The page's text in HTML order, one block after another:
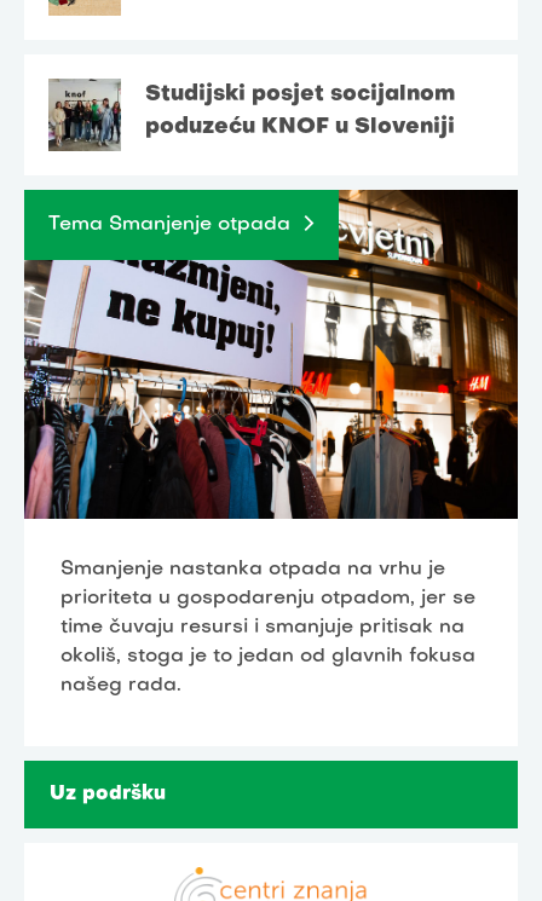
Studijski posjet socijalnom
poduzeću KNOF u Sloveniji
Tema Smanjenje otpada
Smanjenje nastanka otpada na vrhu je
prioriteta u gospodarenju otpadom, jer se
time čuvaju resursi i smanjuje pritisak na
okoliš, stoga je to jedan od glavnih fokusa
našeg rada.
Uz podršku